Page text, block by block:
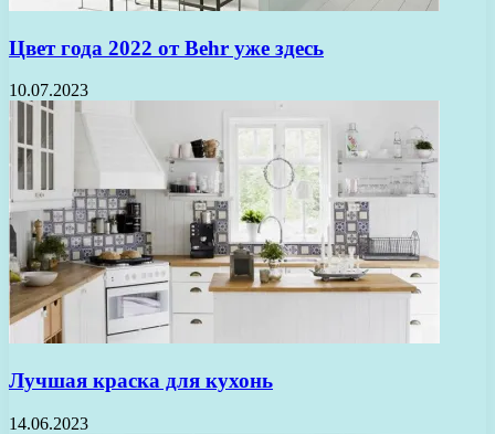
Цвет года 2022 от Behr уже здесь
10.07.2023
Лучшая краска для кухонь
14.06.2023